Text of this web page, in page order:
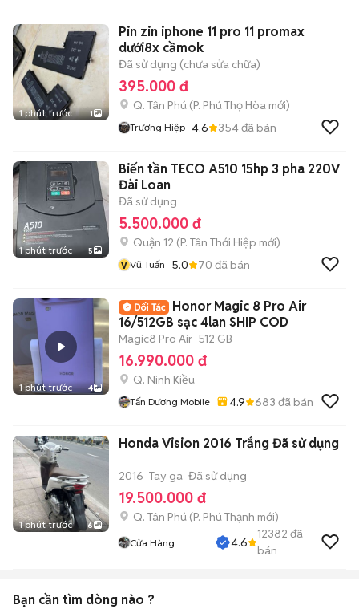
1 phút trước 1
Pin zin iphone 11 pro 11 promax
dưới8x cầmok
Đã sử dụng (chưa sửa chữa)
395.000 đ
Q. Tân Phú (P. Phú Thọ Hòa mới)
Trương Hiệp 4.6 354đã bán
1 phút trước 5
Biến tần TECO A510 15hp 3 pha 220V
Đài Loan
Đã sử dụng
5.500.000 đ
Quận 12 (P. Tân Thới Hiệp mới)
v Vũ Tuấn 5.0 70 đã bán
1 phút trước 4
Honor Magic 8 Pro Air
16/512GB sạc 4lan SHIP COD
Magic8 Pro Air 512 GB
16.990.000 đ
Q. Ninh Kiều
Tấn Dương Mobile 4.9 683 đã bán
1 phút trước 6
Honda Vision 2016 Trắng Đã sử dụng
2016 Tay ga Đã sử dụng
19.500.000 đ
Q. Tân Phú (P. Phú Thạnh mới)
Cửa Hàng
4.6
12382 đã
bán
Bạn cần tìm dòng nào ?